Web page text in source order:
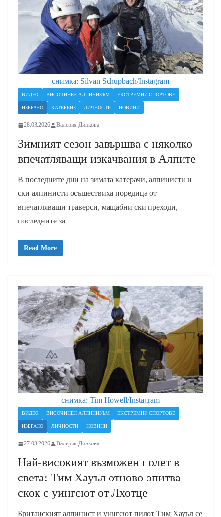
снимка: Silvan Schupbach/Instagram
ВИДЕО ВИСОЧИНЕН АЛПИНИЗЪМ ЕКСТРЕМНИ СПОРТОВЕ
ИЗБРАНО КАТЕРЕНЕ ЛИЧНОСТИ НОВИНИ
28.03.2026 Валерия Динкова
Зимният сезон завършва с няколко
впечатляващи изкачвания в Алпите
В последните дни на зимата катерачи, алпинисти и
ски алпинисти осъществиха поредица от
впечатляващи траверси, мащабни ски преходи,
последните за
Read More
снимка: Tim Howell/Instagram
ВИДЕО ВИСОЧИНЕН АЛПИНИЗЪМ ЕКСТРЕМНИ СПОРТОВЕ
ИЗБРАНО ЛИЧНОСТИ НОВИНИ
27.03.2026 Валерия Динкова
Най-високият възможен полет в
света: Тим Хауъл отново опитва
скок с уингсют от Лхотце
Британският алпинист и уингсют пилот Тим Хауъл се